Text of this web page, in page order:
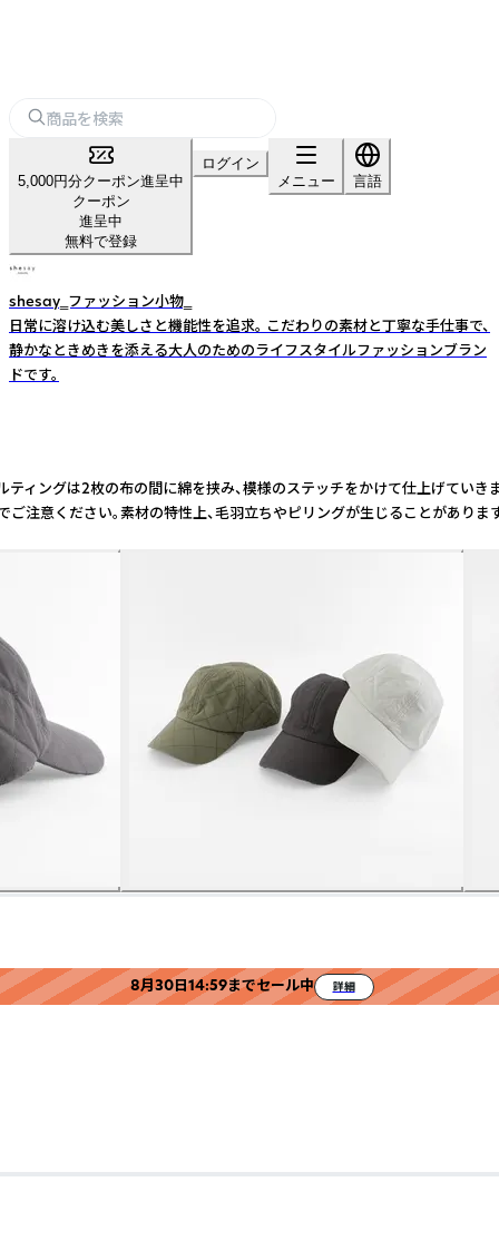
5,000円分クーポン進呈中
クーポン
進呈中
無料で登録
ログイン
メニュー
言語
shesay‗ファッション小物‗
日常に溶け込む美しさと機能性を追求。 こだわりの素材と丁寧な手仕事で、
静かなときめきを添える大人のためのライフスタイルファッションブラン
ドです。
グは2枚の布の間に綿を挟み、模様のステッチをかけて仕上げて
ださい。素材の特性上、毛羽立ちやピリングが生じることがあり
8月30日14:59までセール中 詳細